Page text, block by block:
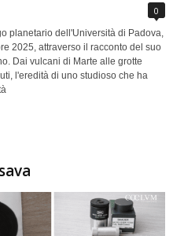
0
planetario dell'Università di Padova,
2025, attraverso il racconto del suo
Dai vulcani di Marte alle grotte
l'eredità di uno studioso che ha